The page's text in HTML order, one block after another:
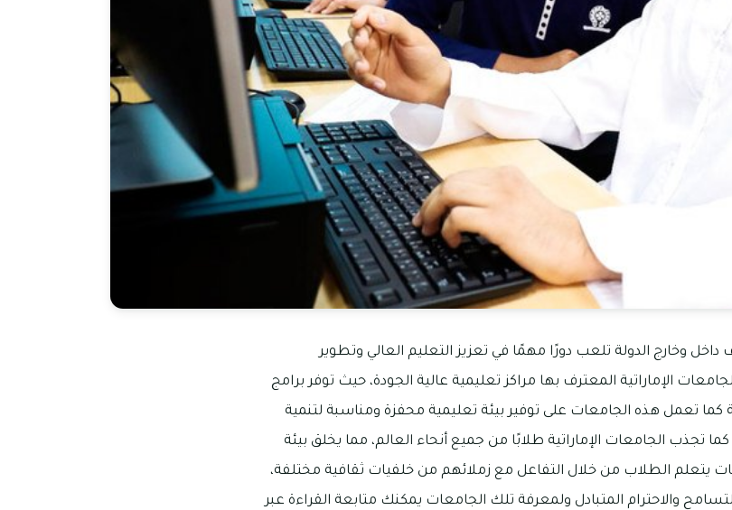
داخل وخارج الدولة تلعب دورًا مهمًا في تعزيز التعليم العالي وتطوير
الإماراتية المعترف بها مراكز تعليمية عالية الجودة، حيث توفر برامج
كما تعمل هذه الجامعات على توفير بيئة تعليمية محفزة ومناسبة لتنمية
تجذب الجامعات الإماراتية طلابًا من جميع أنحاء العالم، مما يخلق بيئة
يتعلم الطلاب من خلال التفاعل مع زملائهم من خلفيات ثقافية مختلفة،
والاحترام المتبادل ولمعرفة تلك الجامعات يمكنك متابعة القراءة عبر